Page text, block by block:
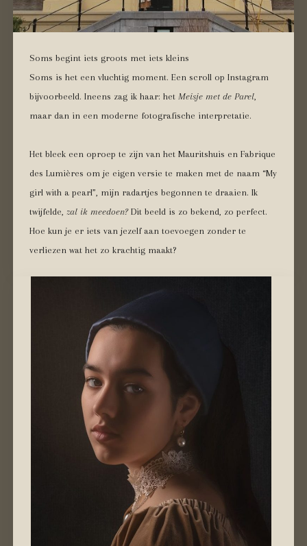
Soms begint iets groots met iets kleins
Soms is het een vluchtig moment. Een scroll op Instagram
bijvoorbeeld. Ineens zag ik haar: het Meisje met de Parel
maar dan in een moderne fotografische interpretatie.
Het bleek een oproep te zijn van het Mauritshuis en Fabrique
des Lumières om je eigen versie te maken met de naam “My
girl with a pearl”, mijn radartjes begonnen te draaien. Ik
twijfelde, zal ik meedoen? Dit beeld is zo bekend, zo perfect.
Hoe kun je er iets van jezelf aan toevoegen zonder te
verliezen wat het zo krachtig maakt?